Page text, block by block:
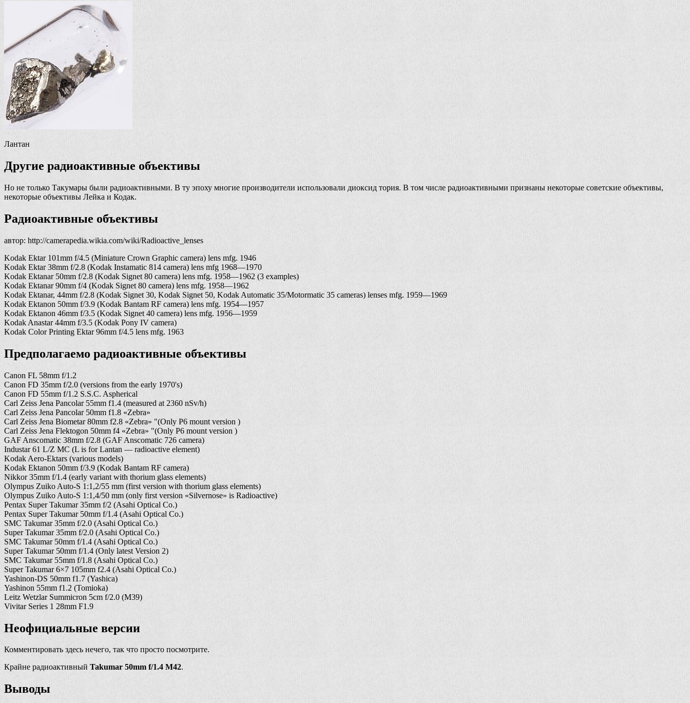
Лантан
Другие радиоактивные объективы
Но не только Такумары были радиоактивными. В ту эпоху многие производители использовали диоксид тория. В том числе радиоактивными признаны некоторые советские объективы,
некоторые объективы Лейка и Кодак.
Радиоактивные объективы
автор: http://camerapedia.wikia.com/wiki/Radioactive_lenses
Kodak Ektar 101mm f/4.5 (Miniature Crown Graphic camera) lens mfg. 1946
Kodak Ektar 38mm f/2.8 (Kodak Instamatic 814 camera) lens mfg 1968—1970
Kodak Ektanar 50mm f/2.8 (Kodak Signet 80 camera) lens mfg. 1958—1962 (3 examples)
Kodak Ektanar 90mm f/4 (Kodak Signet 80 camera) lens mfg. 1958—1962
Kodak Ektanar, 44mm f/2.8 (Kodak Signet 30, Kodak Signet 50, Kodak Automatic 35/Motormatic 35 cameras) lenses mfg. 1959—1969
Kodak Ektanon 50mm f/3.9 (Kodak Bantam RF camera) lens mfg. 1954—1957
Kodak Ektanon 46mm f/3.5 (Kodak Signet 40 camera) lens mfg. 1956—1959
Kodak Anastar 44mm f/3.5 (Kodak Pony IV camera)
Kodak Color Printing Ektar 96mm f/4.5 lens mfg. 1963
Предполагаемо радиоактивные объективы
Canon FL 58mm f/1.2
Canon FD 35mm f/2.0 (versions from the early 1970's)
Canon FD 55mm f/1.2 S.S.C. Aspherical
Carl Zeiss Jena Pancolar 55mm f1.4 (measured at 2360 nSv/h)
Carl Zeiss Jena Pancolar 50mm f1.8 «Zebra»
Carl Zeiss Jena Biometar 80mm f2.8 «Zebra» "(Only P6 mount version )
Carl Zeiss Jena Flektogon 50mm f4 «Zebra» "(Only P6 mount version )
GAF Anscomatic 38mm f/2.8 (GAF Anscomatic 726 camera)
Industar 61 L/Z MC (L is for Lantan — radioactive element)
Kodak Aero-Ektars (various models)
Kodak Ektanon 50mm f/3.9 (Kodak Bantam RF camera)
Nikkor 35mm f/1.4 (early variant with thorium glass elements)
Olympus Zuiko Auto-S 1:1,2/55 mm (first version with thorium glass elements)
Olympus Zuiko Auto-S 1:1,4/50 mm (only first version «Silvernose» is Radioactive)
Pentax Super Takumar 35mm f/2 (Asahi Optical Co.)
Pentax Super Takumar 50mm f/1.4 (Asahi Optical Co.)
SMC Takumar 35mm f/2.0 (Asahi Optical Co.)
Super Takumar 35mm f/2.0 (Asahi Optical Co.)
SMC Takumar 50mm f/1.4 (Asahi Optical Co.)
Super Takumar 50mm f/1.4 (Only latest Version 2)
SMC Takumar 55mm f/1.8 (Asahi Optical Co.)
Super Takumar 6×7 105mm f2.4 (Asahi Optical Co.)
Yashinon-DS 50mm f1.7 (Yashica)
Yashinon 55mm f1.2 (Tomioka)
Leitz Wetzlar Summicron 5cm f/2.0 (M39)
Vivitar Series 1 28mm F1.9
Неофициальные версии
Комментировать здесь нечего, так что просто посмотрите.
Крайне радиоактивный Takumar 50mm f/1.4 М42.
Выводы